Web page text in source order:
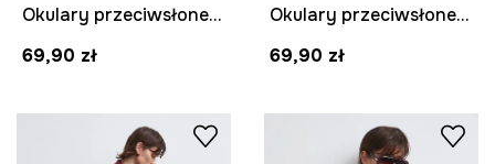
Okulary przeciwsłoneczne kocie oczy damskie
69,90 zł
Okulary przeciwsłoneczne męskie
69,90 zł